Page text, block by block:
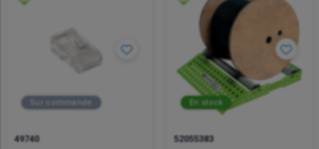
Sur commande
49740
En stock
52055383